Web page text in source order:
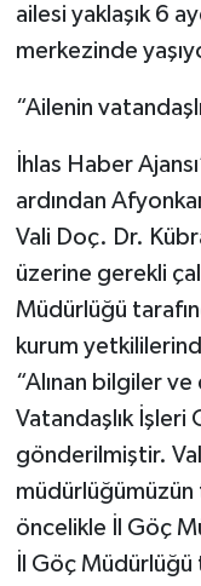
ailesi yaklaşık 6
merkezinde
“Ailenin
İhlas Haber
ardından
Vali Doç. Dr.
üzerine gerekli
Müdürlüğü
kurum
“Alınan bilgiler
Vatandaşlık İşleri
gönderilmiştir.
müdürlüğümüzün
öncelikle İl Göç
İl Göç